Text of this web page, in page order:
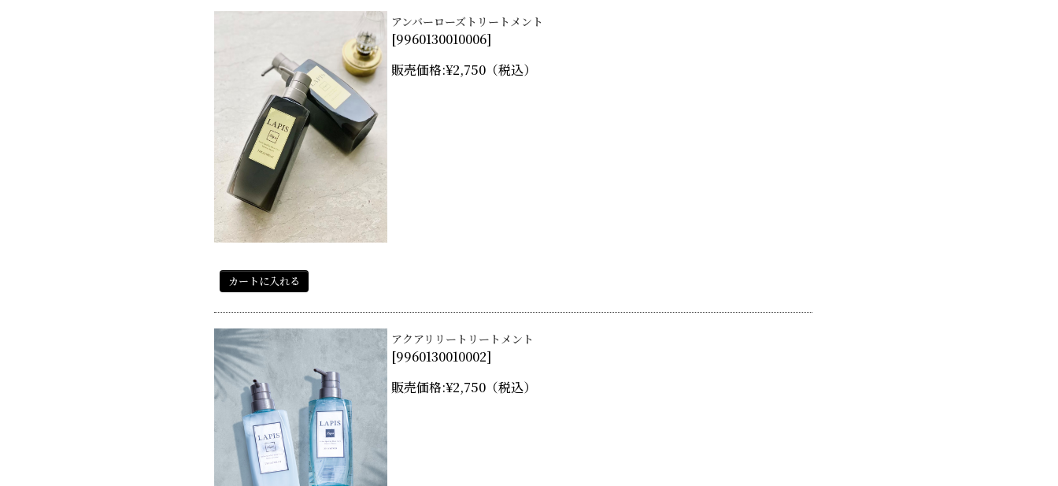
アンバーローズトリートメント
[9960130010006]
販売価格:¥2,750 （税込）
カートに入れる
アクアリリートリートメント
[9960130010002]
販売価格:¥2,750 （税込）